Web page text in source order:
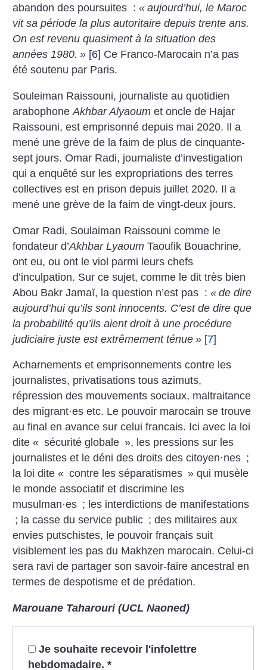
abandon des poursuites :« aujourd’hui, le Maroc
vit sa période la plus autoritaire depuis trente ans.
On est revenu quasiment à la situation des
années 1980. » [6] Ce Franco-Marocain n’a pas
été soutenu par Paris.
Souleiman Raissouni, journaliste au quotidien
arabophoneAkhbar Alyaoum et oncle de Hajar
Raissouni, est emprisonné depuis mai 2020. Il a
mené une grève de la faim de plus de cinquante-
sept jours. Omar Radi, journaliste d’investigation
qui a enquêté sur les expropriations des terres
collectives est en prison depuis juillet 2020. Il a
mené une grève de la faim de vingt-deux jours.
Omar Radi, Soulaiman Raissouni comme le
fondateur d’Akhbar Lyaoum Taoufik Bouachrine,
ont eu, ou ont le viol parmi leurs chefs
d’inculpation. Sur ce sujet, comme le dit très bien
Abou Bakr Jamaï, la question n’est pas :« de dire
aujourd’hui qu’ils sont innocents. C’est de dire que
la probabilité qu’ils aient droit à une procédure
judiciaire juste est extrêmement ténue » [7]
Acharnements et emprisonnements contre les
journalistes, privatisations tous azimuts,
répression des mouvements sociaux, maltraitance
des migrant·es etc. Le pouvoir marocain se trouve
au final en avance sur celui francais. Ici avec la loi
dite « sécurité globale », les pressions sur les
journalistes et le déni des droits des citoyen·nes ;
la loi dite « contre les séparatismes » qui musèle
le monde associatif et discrimine les
musulman·es ; les interdictions de manifestations
; la casse du service public ; des militaires aux
envies putschistes, le pouvoir français suit
visiblement les pas du Makhzen marocain. Celui-ci
sera ravi de partager son savoir-faire ancestral en
termes de despotisme et de prédation.
Marouane Taharouri (UCL Naoned)
Je souhaite recevoir l'infolettre
hebdomadaire. *